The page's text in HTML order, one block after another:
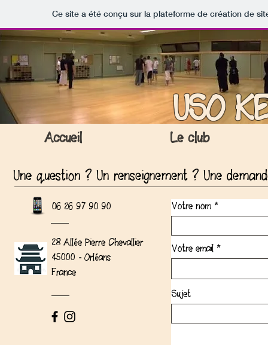
Ce site a été conçu sur la plateforme de création de
Accueil Le club
USO
Une question ? Un renseignement ? Une
06 26 97 90 90
28 Allée Pierre Chevallier
45000 - Orléans
France
Votre nom
Votre email
Sujet